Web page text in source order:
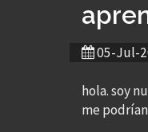
05-Jul-
hola. soy
me